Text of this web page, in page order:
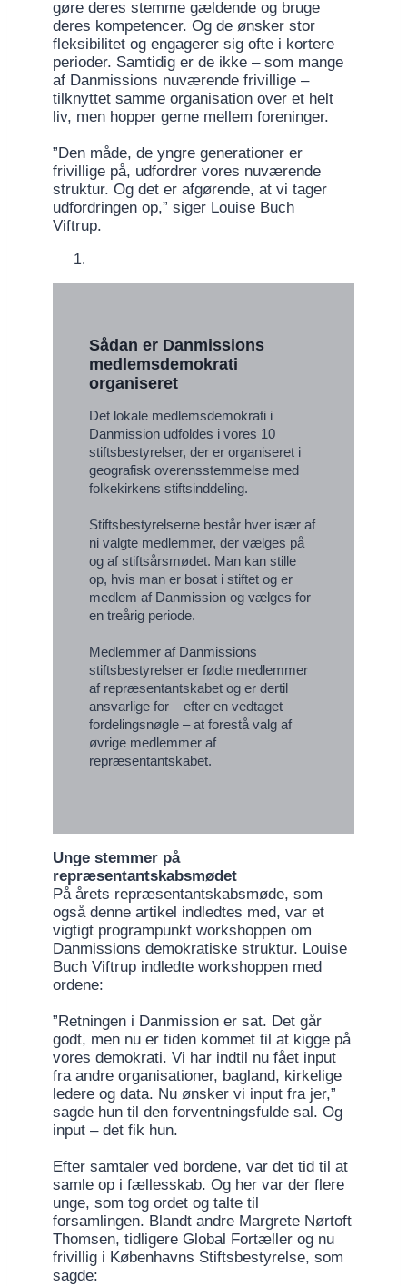
gøre deres stemme gældende og bruge
deres kompetencer. Og de ønsker stor
fleksibilitet og engagerer sig ofte i kortere
perioder. Samtidig er de ikke – som mange
af Danmissions nuværende frivillige –
tilknyttet samme organisation over et helt
liv, men hopper gerne mellem foreninger.
”Den måde, de yngre generationer er
frivillige på, udfordrer vores nuværende
struktur. Og det er afgørende, at vi tager
udfordringen op,” siger Louise Buch
Viftrup.
Sådan er Danmissions
medlemsdemokrati
organiseret
Det lokale medlemsdemokrati i
Danmission udfoldes i vores 10
stiftsbestyrelser, der er organiseret i
geografisk overensstemmelse med
folkekirkens stiftsinddeling.
Stiftsbestyrelserne består hver især af
ni valgte medlemmer, der vælges på
og af stiftsårsmødet. Man kan stille
op, hvis man er bosat i stiftet og er
medlem af Danmission og vælges for
en treårig periode.
Medlemmer af Danmissions
stiftsbestyrelser er fødte medlemmer
af repræsentantskabet og er dertil
ansvarlige for – efter en vedtaget
fordelingsnøgle – at forestå valg af
øvrige medlemmer af
repræsentantskabet.
Unge stemmer på
repræsentantskabsmødet
På årets repræsentantskabsmøde, som
også denne artikel indledtes med, var et
vigtigt programpunkt workshoppen om
Danmissions demokratiske struktur. Louise
Buch Viftrup indledte workshoppen med
ordene:
”Retningen i Danmission er sat. Det går
godt, men nu er tiden kommet til at kigge på
vores demokrati. Vi har indtil nu fået input
fra andre organisationer, bagland, kirkelige
ledere og data. Nu ønsker vi input fra jer,”
sagde hun til den forventningsfulde sal. Og
input – det fik hun.
Efter samtaler ved bordene, var det tid til at
samle op i fællesskab. Og her var der flere
unge, som tog ordet og talte til
forsamlingen. Blandt andre Margrete Nørtoft
Thomsen, tidligere Global Fortæller og nu
frivillig i Københavns Stiftsbestyrelse, som
sagde: